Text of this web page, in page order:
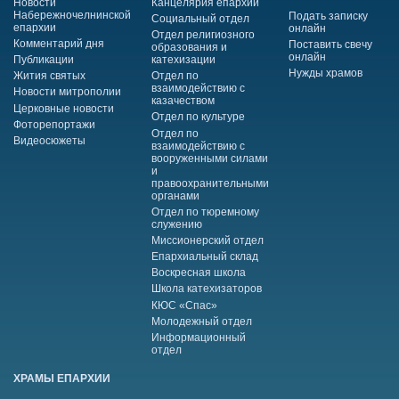
Набережночелнинской
епархии
Комментарий дня
Публикации
Жития святых
Новости митрополии
Церковные новости
Фоторепортажи
Видеосюжеты
Социальный отдел
Отдел религиозного
образования и
катехизации
Отдел по
взаимодействию с
казачеством
Отдел по культуре
Отдел по
взаимодействию с
вооруженными силами
и
правоохранительными
органами
Отдел по тюремному
служению
Миссионерский отдел
Епархиальный склад
Воскресная школа
Школа катехизаторов
КЮС «Спас»
Молодежный отдел
Информационный
отдел
Подать записку
онлайн
Поставить свечу
онлайн
Нужды храмов
ХРАМЫ ЕПАРХИИ